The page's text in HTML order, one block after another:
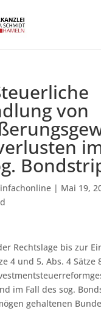
von
| Mai 19,
Rechtslage bis zur
4 und 5, Abs. 4 Sätze
im Fall des sog.
gehaltenen